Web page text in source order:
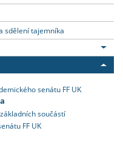
sdělení tajemníka
senátu FF UK
součástí
FF UK